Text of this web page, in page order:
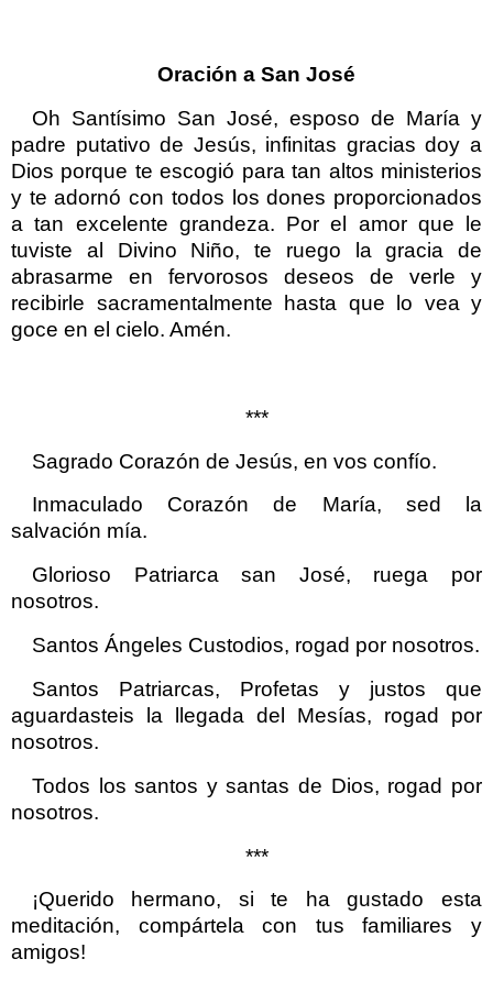
Oración a San José
Oh Santísimo San José, esposo de María y
padre putativo de Jesús, infinitas gracias doy a
Dios porque te escogió para tan altos ministerios
y te adornó con todos los dones proporcionados
a tan excelente grandeza. Por el amor que le
tuviste al Divino Niño, te ruego la gracia de
abrasarme en fervorosos deseos de verle y
recibirle sacramentalmente hasta que lo vea y
goce en el cielo. Amén.
***
Sagrado Corazón de Jesús, en vos confío.
Inmaculado Corazón de María, sed la
salvación mía.
Glorioso Patriarca san José, ruega por
nosotros.
Santos Ángeles Custodios, rogad por nosotros.
Santos Patriarcas, Profetas y justos que
aguardasteis la llegada del Mesías, rogad por
nosotros.
Todos los santos y santas de Dios, rogad por
nosotros.
***
¡Querido hermano, si te ha gustado esta
meditación, compártela con tus familiares y
amigos!